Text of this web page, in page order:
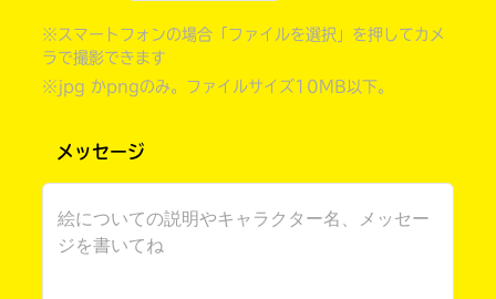
※スマートフォンの場合「ファイルを選択」を押してカメ
ラで撮影できます
※jpg かpngのみ。ファイルサイズ10MB以下。
メッセージ